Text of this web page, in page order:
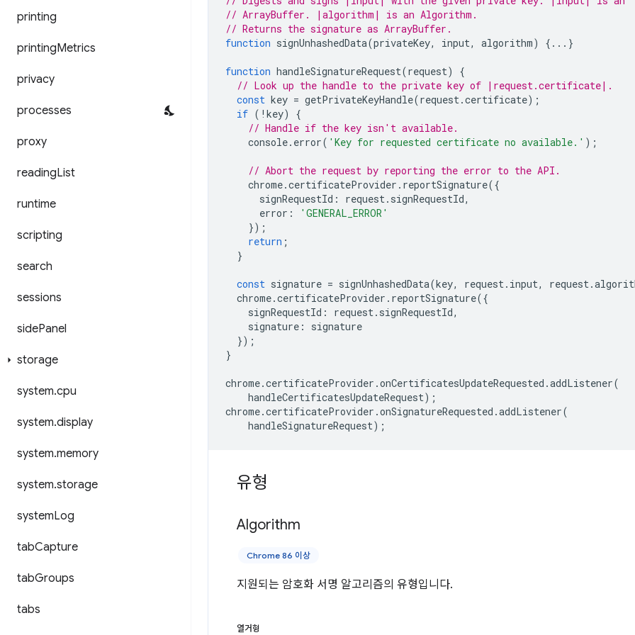
printing
printingMetrics
privacy
processes
proxy
readingList
runtime
scripting
search
sessions
sidePanel
storage
system.cpu
system.display
system.memory
system.storage
systemLog
tabCapture
tabGroups
tabs
// ArrayBuffer. |algorithm| is an Algorithm.
// Returns the signature as ArrayBuffer.
function signUnhashedData(privateKey, input, algorithm) {...}
function handleSignatureRequest(request)
{
// Look up the handle to the private key of |request.certificate|.
const key = getPrivateKeyHandle(request.certificate);
if ( ! key)
{
// Handle if the key isn't available.
console. error( 'Key for requested certificate no available.' );
// Abort the request by reporting the error to the API.
chrome.certificateProvider . reportSignature({
signRequestId : request. signRequestId,
error :
'GENERAL_ERROR'
});
return ;
}
const signature = signUnhashedData(key, request. input, request.
chrome.certificateProvider . reportSignature({
signRequestId : request. signRequestId,
signature :
signature
});
}
chrome.certificateProvider .onCertificatesUpdateRequested .addListener(
handleCertificatesUpdateRequest);
chrome.certificateProvider .onSignatureRequested .addListener(
handleSignatureRequest);
유형
Algorithm
Chrome 86 이상
지원되는 암호화 서명 알고리즘의 유형입니다.
열거형